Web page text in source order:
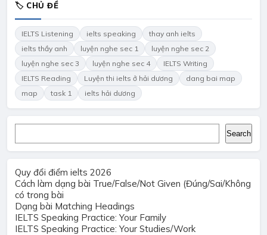
🏷 CHỦ ĐỀ
IELTS Listening ielts speaking
thay anh ielts
ielts thầy anh
luyện nghe sec 1
luyện nghe sec 2
luyện nghe sec 3
luyện nghe sec 4
IELTS Writing
IELTS Reading
Luyện thi ielts ở hải dương
dang bai map
map
task 1 ielts hải dương
Search
Quy đổi điểm ielts 2026
Cách làm dạng bài True/False/Not Given (Đúng/Sai/Không
có trong bài
Dạng bài Matching Headings
IELTS Speaking Practice: Your Family
IELTS Speaking Practice: Your Studies/Work